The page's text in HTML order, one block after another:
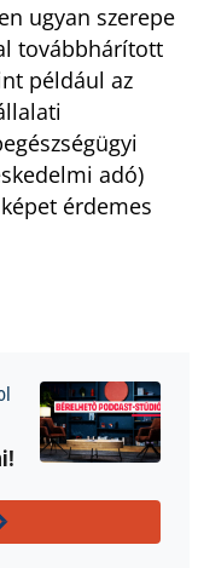
ugyan szerepe
továbbhárított
például az
adó)
érdemes